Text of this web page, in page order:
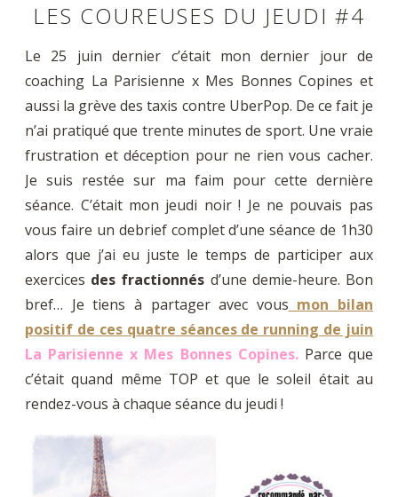
LES COUREUSES DU JEUDI #4
Le 25 juin dernier c’était mon dernier jour de
coaching La Parisienne x Mes Bonnes Copines et
aussi la grève des taxis contre UberPop. De ce fait je
n’ai pratiqué que trente minutes de sport. Une vraie
frustration et déception pour ne rien vous cacher.
Je suis restée sur ma faim pour cette dernière
séance. C’était mon jeudi noir ! Je ne pouvais pas
vous faire un debrief complet d’une séance de 1h30
alors que j’ai eu juste le temps de participer aux
exercices des fractionnés d’une demie-heure. Bon
bref… Je tiens à partager avec vous mon bilan
positif de ces quatre séances de running de juin
La Parisienne x Mes Bonnes Copines.Parce que
c’était quand même TOP et que le soleil était au
rendez-vous à chaque séance du jeudi !